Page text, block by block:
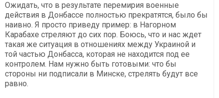
Ожидать, что в результате перемирия военные
действия в Донбассе полностью прекратятся, было бы
наивно. Я просто приведу пример: в Нагорном
Карабахе стреляют до сих пор. Боюсь, что и нас ждет
такая же ситуация в отношениях между Украиной и
той частью Донбасса, которая не находится под ее
контролем. Нам нужно быть готовыми: что бы
стороны ни подписали в Минске, стрелять будут все
равно.